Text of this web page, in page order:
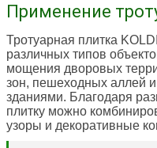
Применение
Тротуарная плитка
различных типов
мощения дворовых
зон, пешеходных аллей
зданиями. Благодаря
плитку можно
узоры и декоративные